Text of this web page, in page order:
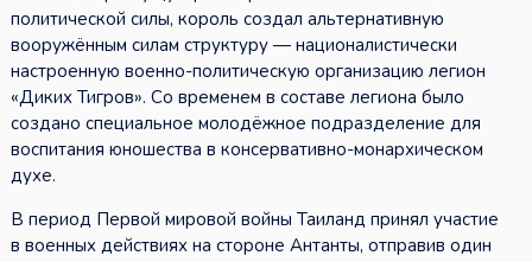
политической силы, король создал альтернативную
вооружённым силам структуру — националистически
настроенную военно-политическую организацию легион
«Диких Тигров». Со временем в составе легиона было
создано специальное молодёжное подразделение для
воспитания юношества в консервативно-монархическом
духе.
В период Первой мировой войны Таиланд принял участие
в военных действиях на стороне Антанты, отправив один